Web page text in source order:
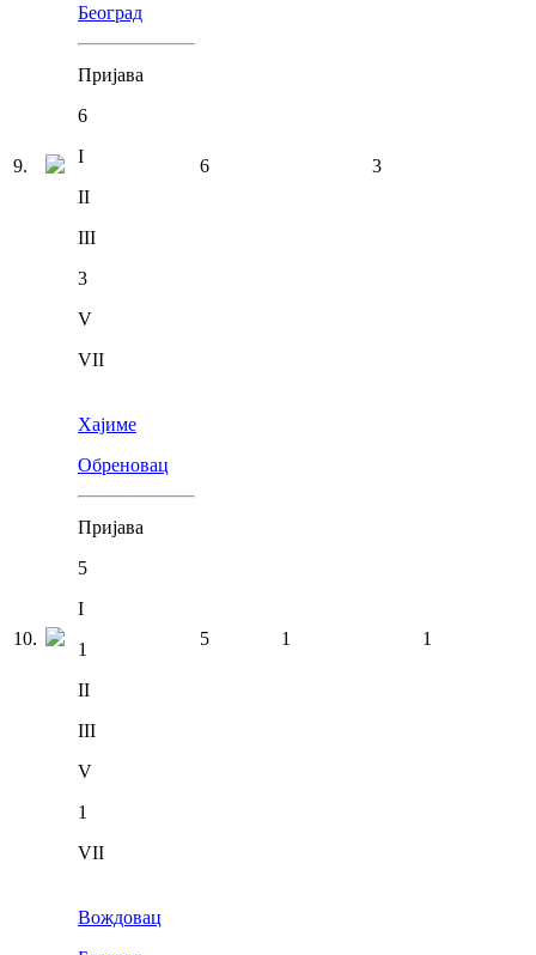
9.
Београд
Пријава
6
I
II
III
3
V
VII
6 3
10.
Хајиме
Обреновац
Пријава
5
I
1
II
III
V
1
VII
5 1 1
Вождовац